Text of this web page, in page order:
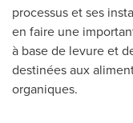
processus et ses
en faire une
à base de levure et
destinées aux
organiques.